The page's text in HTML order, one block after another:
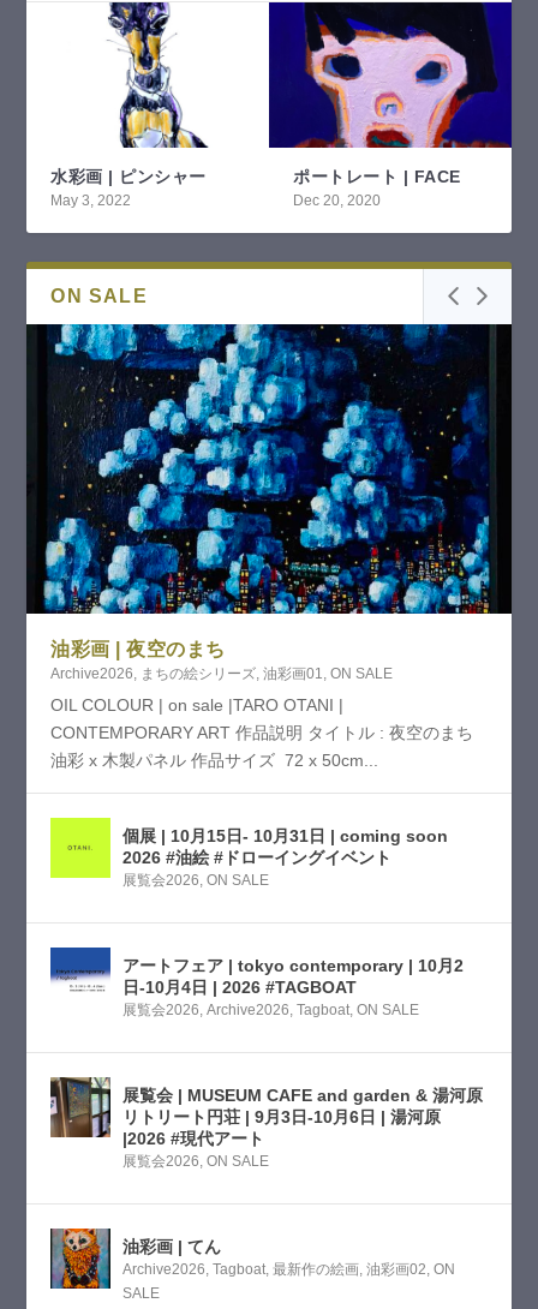
水彩画 | ピンシャー
May 3, 2022
ポートレート | FACE
Dec 20, 2020
ON SALE
油彩画 | 夜空のまち
Archive2026, まちの絵シリーズ,油彩画01,ON SALE
OIL COLOUR | on sale |TARO OTANI |
CONTEMPORARY ART 作品説明 タイトル : 夜空のまち
油彩 x 木製パネル 作品サイズ 72 x 50cm...
個展 | 10月15日- 10月31日 | coming soon
2026 #油絵 #ドローイングイベント
展覧会2026,ON SALE
アートフェア | tokyo contemporary | 10月2
日-10月4日 | 2026 #TAGBOAT
展覧会2026,Archive2026,Tagboat,ON SALE
展覧会 | MUSEUM CAFE and garden & 湯河原
リトリート円荘 | 9月3日-10月6日 | 湯河原
|2026 #現代アート
展覧会2026,ON SALE
油彩画 | てん
Archive2026,Tagboat,最新作の絵画,油彩画02,ON
SALE